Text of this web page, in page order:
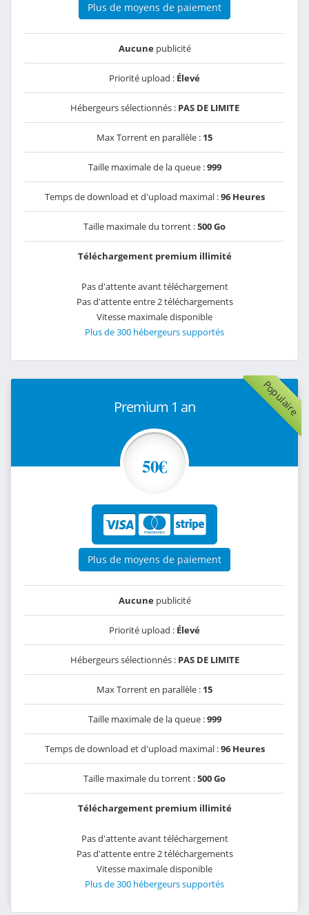
Plus de moyens de paiement
Aucunepublicité
Priorité upload : Élevé
Hébergeurs sélectionnés : PAS DE LIMITE
Max Torrent en parallèle : 15
Taille maximale de la queue :999
Temps de download et d'upload maximal :96 Heures
Taille maximale du torrent :500 Go
Téléchargement premium illimité
Pas d'attente avant téléchargement
Pas d'attente entre 2 téléchargements
Vitesse maximale disponible
Plus de 300 hébergeurs supportés
Populaire
Premium 1 an
50€
Plus de moyens de paiement
Aucunepublicité
Priorité upload : Élevé
Hébergeurs sélectionnés : PAS DE LIMITE
Max Torrent en parallèle : 15
Taille maximale de la queue :999
Temps de download et d'upload maximal :96 Heures
Taille maximale du torrent :500 Go
Téléchargement premium illimité
Pas d'attente avant téléchargement
Pas d'attente entre 2 téléchargements
Vitesse maximale disponible
Plus de 300 hébergeurs supportés